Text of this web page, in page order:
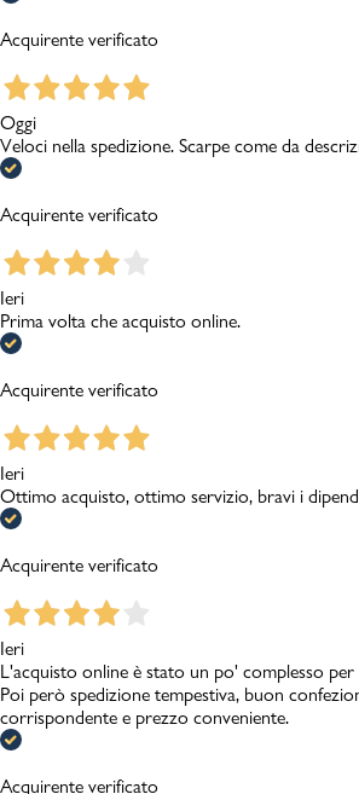
Acquirente verificato
Oggi
Veloci nella spedizione. Scarpe come da
Acquirente verificato
Ieri
Prima volta che acquisto online.
Acquirente verificato
Ieri
Ottimo acquisto, ottimo servizio, bravi i
Acquirente verificato
Ieri
L'acquisto online è stato un po' complesso
Poi però spedizione tempestiva, buon
corrispondente e prezzo conveniente.
Acquirente verificato